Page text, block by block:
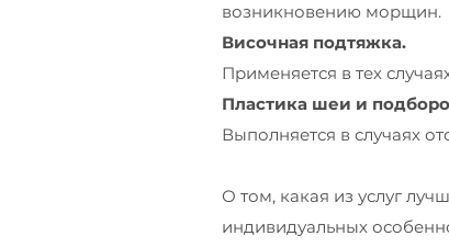
возникновению морщин.
Височная подтяжка.
Применяется в тех
Пластика шеи и
Выполняется в случаях
О том, какая из услуг
индивидуальных